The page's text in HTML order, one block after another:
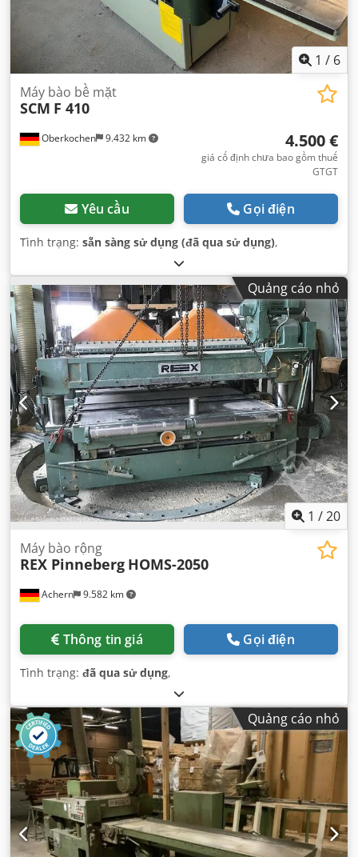
1 / 6
Oberkochen 9.432 km
Máy bào bề mặt
SCM F 410
4.500 €
giá cố định chưa bao gồm thuế
GTGT
Yêu cầu Gọi điện
Tình trạng: sẵn sàng sử dụng (đã qua sử dụng),
Quảng cáo nhỏ
1 /20
Achern 9.582 km
Máy bào rộng
REX Pinneberg HOMS-2050
Thông tin giá Gọi điện
Tình trạng: đã qua sử dụng,
Quảng cáo nhỏ